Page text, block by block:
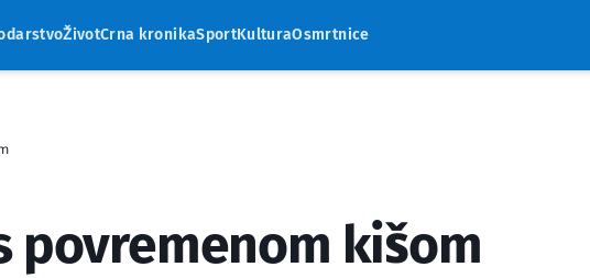
ŽivotCrna kronikaSportKulturaOsmrtnice
povremenom kišom